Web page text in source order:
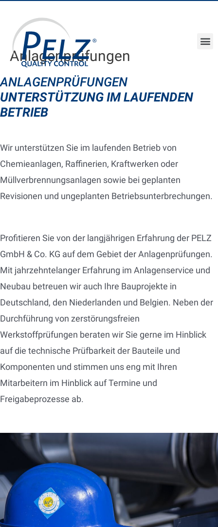
Anlagenprüfungen
ANLAGENPRÜFUNGEN
UNTERSTÜTZUNG IM LAUFENDEN
BETRIEB
Wir unterstützen Sie im laufenden Betrieb von
Chemieanlagen, Raffinerien, Kraftwerken oder
Müllverbrennungsanlagen sowie bei geplanten
Revisionen und ungeplanten Betriebsunterbrechungen.
Profitieren Sie von der langjährigen Erfahrung der PELZ
GmbH & Co. KG auf dem Gebiet der Anlagenprüfungen.
Mit jahrzehntelanger Erfahrung im Anlagenservice und
Neubau betreuen wir auch Ihre Bauprojekte in
Deutschland, den Niederlanden und Belgien. Neben der
Durchführung von zerstörungsfreien
Werkstoffprüfungen beraten wir Sie gerne im Hinblick
auf die technische Prüfbarkeit der Bauteile und
Komponenten und stimmen uns eng mit Ihren
Mitarbeitern im Hinblick auf Termine und
Freigabeprozesse ab.